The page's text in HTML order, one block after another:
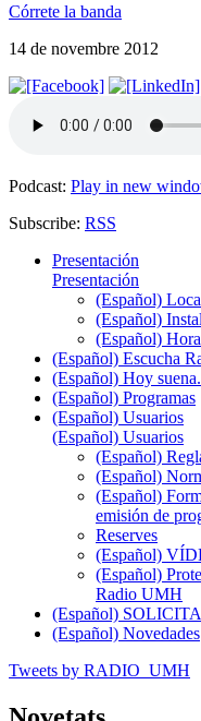
Córrete la banda
14 de novembre 2012
Podcast: Play in new
Subscribe: RSS
Presentación
Presentación
(Español)
(Español)
(Español)
(Español) Escucha
(Español) Hoy
(Español) Programas
(Español) Usuarios
(Español) Usuarios
(Español)
(Español)
(Español)
emisión de
Reserves
(Español)
(Español)
Radio UMH
(Español)
(Español) Novedades
Tweets by RADIO_UMH